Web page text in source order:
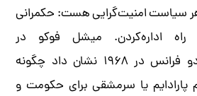
سیاست امنیت‌گرایی هست: حکمرانی
راه اداره‌کردن. میشل فوکو در
سلسله‌درس‌های کُلژ دو فرانس در ۱۹۶۸ نشان داد چگونه
یا سرمشقی برای حکومت و